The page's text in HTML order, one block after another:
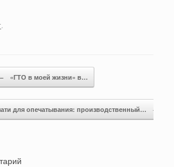
«ГТО в моей жизни» в…
для опечатывания: производственный… →